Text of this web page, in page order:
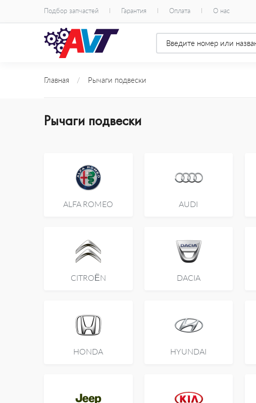
Подбор запчастей Гарантия Оплата О нас
Главная / Рычаги подвески
Рычаги подвески
ALFA ROMEO AUDI
CITROËN DACIA
HONDA HYUNDAI